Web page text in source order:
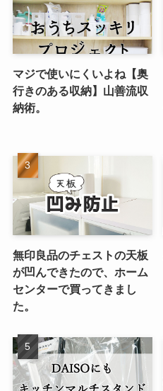
マジで使いにくいよね【奥
行きのある収納】山善流収
納術。
無印良品のチェストの天板
が凹んできたので、ホーム
センターで買ってきまし
た。